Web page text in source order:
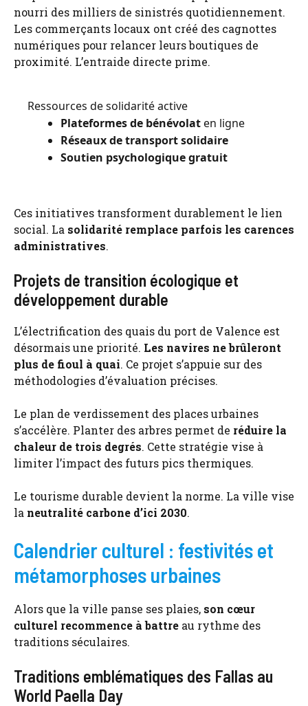
nourri des milliers de sinistrés quotidiennement.
Les commerçants locaux ont créé des cagnottes
numériques pour relancer leurs boutiques de
proximité. L’entraide directe prime.
Ressources de solidarité active
Plateformes de bénévolaten ligne
Réseaux de transport solidaire
Soutien psychologique gratuit
Ces initiatives transforment durablement le lien
social. La solidarité remplace parfois les carences
administratives.
Projets de transition écologique et
développement durable
L’électrification des quais du port de Valence est
désormais une priorité. Les navires ne brûleront
plus de fioul à quai. Ce projet s’appuie sur des
méthodologies d’évaluation précises.
Le plan de verdissement des places urbaines
s’accélère. Planter des arbres permet de réduire la
chaleur de trois degrés. Cette stratégie vise à
limiter l’impact des futurs pics thermiques.
Le tourisme durable devient la norme. La ville vise
la neutralité carbone d’ici 2030.
Calendrier culturel : festivités et
métamorphoses urbaines
Alors que la ville panse ses plaies, son cœur
culturel recommence à battre au rythme des
traditions séculaires.
Traditions emblématiques des Fallas au
World Paella Day